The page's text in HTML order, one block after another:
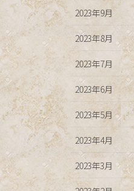
2023年9月
2023年8月
2023年7月
2023年6月
2023年5月
2023年4月
2023年3月